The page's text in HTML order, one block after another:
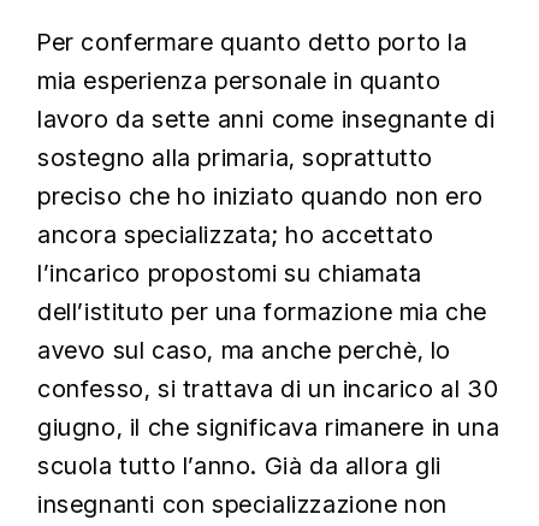
Per confermare quanto detto porto la
mia esperienza personale in quanto
lavoro da sette anni come insegnante di
sostegno alla primaria, soprattutto
preciso che ho iniziato quando non ero
ancora specializzata; ho accettato
l’incarico propostomi su chiamata
dell’istituto per una formazione mia che
avevo sul caso, ma anche perchè, lo
confesso, si trattava di un incarico al 30
giugno, il che significava rimanere in una
scuola tutto l’anno. Già da allora gli
insegnanti con specializzazione non